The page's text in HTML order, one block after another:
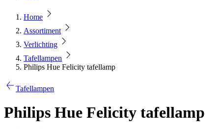
Home
Assortiment
Verlichting
Tafellampen
Philips Hue Felicity tafellamp
Tafellampen
Philips Hue Felicity tafellamp